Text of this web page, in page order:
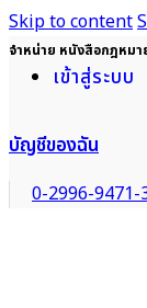
Skip to content
จำหน่าย หนังสือกฎหม
เข้าสู่ระบบ
บัญชีของฉัน
0-2996-9471-